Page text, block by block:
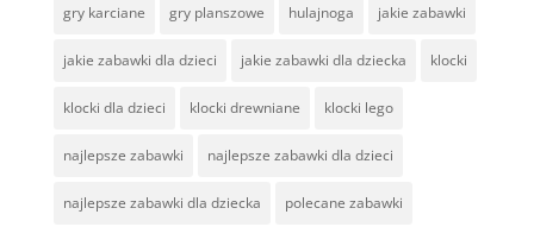
gry karciane gry planszowe hulajnoga jakie zabawki
jakie zabawki dla dzieci jakie zabawki dla dziecka klocki
klocki dla dzieci klocki drewniane klocki lego
najlepsze zabawki najlepsze zabawki dla dzieci
najlepsze zabawki dla dziecka polecane zabawki